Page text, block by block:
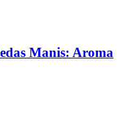
Manis: Aroma